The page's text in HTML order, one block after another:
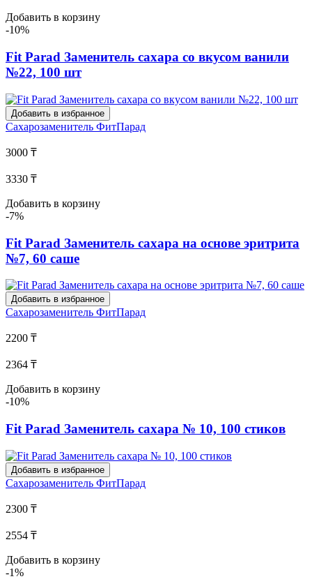
Добавить в корзину
-10%
Fit Parad Заменитель сахара со вкусом ванили
№22, 100 шт
Добавить в избранное
Сахарозаменитель ФитПарад
3000 ₸
3330 ₸
Добавить в корзину
-7%
Fit Parad Заменитель сахара на основе эритрита
№7, 60 саше
Добавить в избранное
Сахарозаменитель ФитПарад
2200 ₸
2364 ₸
Добавить в корзину
-10%
Fit Parad Заменитель сахара № 10, 100 стиков
Добавить в избранное
Сахарозаменитель ФитПарад
2300 ₸
2554 ₸
Добавить в корзину
-1%